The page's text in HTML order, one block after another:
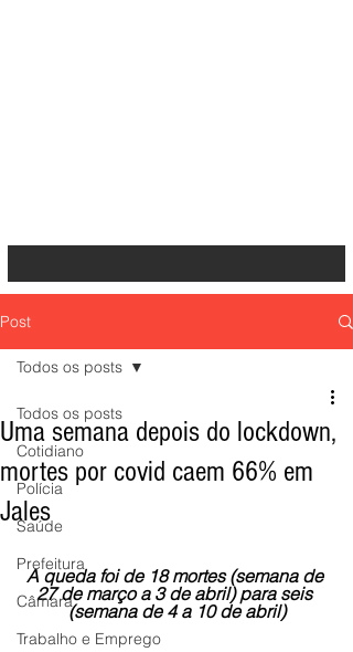
Post
Todos os posts
Cotidiano
Polícia
Saúde
Prefeitura
Câmara
Trabalho e Emprego
Todos os posts
Uma semana depois do lockdown,
mortes por covid caem 66% em
Jales
A queda foi de 18 mortes (semana de
27 de março a 3 de abril) para seis
(semana de 4 a 10 de abril)